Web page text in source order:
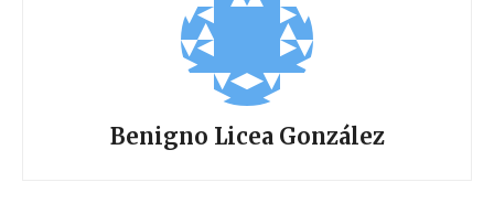
Benigno Licea González